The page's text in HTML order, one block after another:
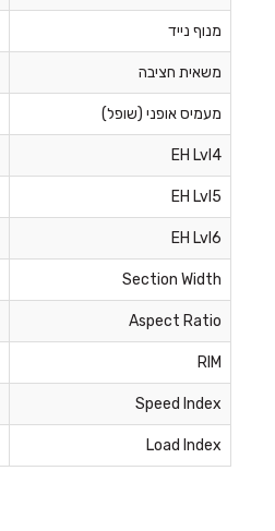
מנוף נייד
משאית חציבה
מעמיס אופני (שופל)
EH Lvl4
EH Lvl5
EH Lvl6
Section Width
Aspect Ratio
RIM
Speed Index
Load Index